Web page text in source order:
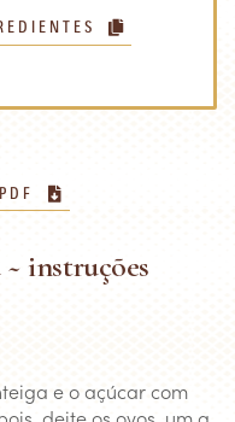
instruções
e o açúcar com